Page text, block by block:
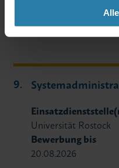
Universität Rostock
Bewerbung bis
20.08.2026